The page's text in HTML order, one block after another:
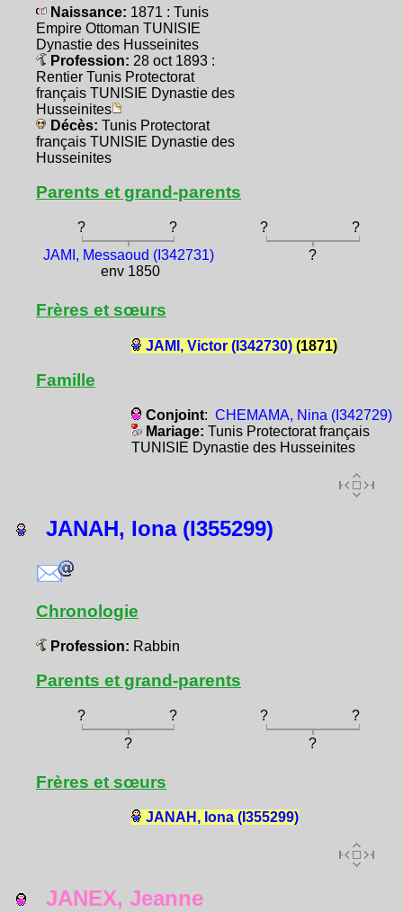
Naissance: 1871 : Tunis
Empire Ottoman TUNISIE
Dynastie des Husseinites
Profession: 28 oct 1893 :
Rentier Tunis Protectorat
français TUNISIE Dynastie des
Husseinites
Décès: Tunis Protectorat
français TUNISIE Dynastie des
Husseinites
Parents et grand-parents
? ? ?
?
JAMI, Messaoud (I342731)
env 1850
?
Frères et sœurs
JAMI, Victor (I342730)(1871)
Famille
Conjoint: CHEMAMA, Nina (I342729)
Mariage: Tunis Protectorat français
TUNISIE Dynastie des Husseinites
JANAH, Iona (I355299)
Chronologie
Profession: Rabbin
Parents et grand-parents
? ? ?
?
?
?
Frères et sœurs
JANAH, Iona (I355299)
JANEX, Jeanne